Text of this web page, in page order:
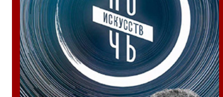
Правила группового посещения
Порядок возврата билетов
Новости
Репертуар